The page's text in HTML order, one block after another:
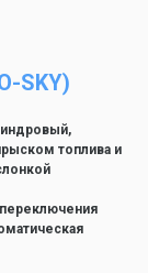
SKY)
топлива и
переключения